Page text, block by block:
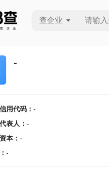
查企业
-
用代码： -
表人 ： -
本： -
-